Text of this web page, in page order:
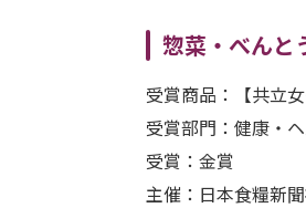
惣菜・べんと
受賞商品：【共立
受賞部門：健康・
受賞：金賞
主催：日本食糧新